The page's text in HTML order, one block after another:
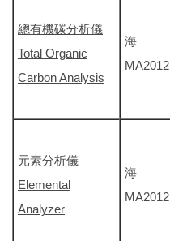
總有機碳分析儀
Total Organic
Carbon Analysis
海
MA2012
元素分析儀
Elemental
Analyzer
海
MA2012